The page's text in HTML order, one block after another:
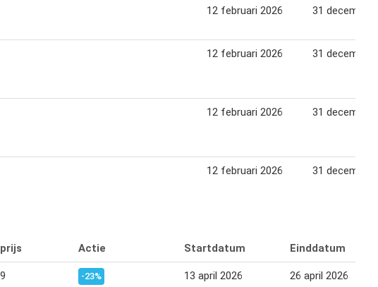
12 februari 2026 31 december
12 februari 2026 31 december
12 februari 2026 31 december
12 februari 2026 31 december
Actie Startdatum Einddatum
-23% 13 april 2026 26 april 2026